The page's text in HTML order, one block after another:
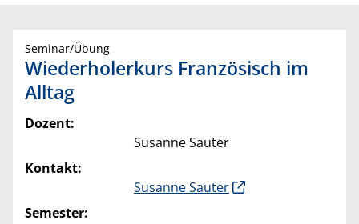
Seminar/Übung
Wiederholerkurs Französisch im
Alltag
Dozent:
Susanne Sauter
Kontakt:
Susanne Sauter
Semester: